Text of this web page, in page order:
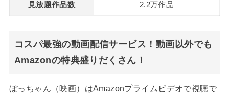
見放題作品数 2.2万作品
コスパ最強の動画配信サービス！動画以外でも
Amazonの特典盛りだくさん！
ぼっちゃん（映画）はAmazonプライムビデオで視聴で